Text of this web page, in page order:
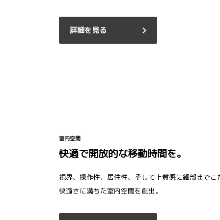
詳細を見る
室内空間
快適で開放的な移動時間を。
視界、操作性、居住性、そして上質感に細部までこ
快適さに満ちた室内空間を創出。